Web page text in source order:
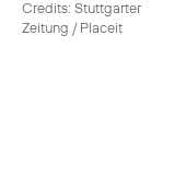
Credits: Stuttgarter
Zeitung / Placeit